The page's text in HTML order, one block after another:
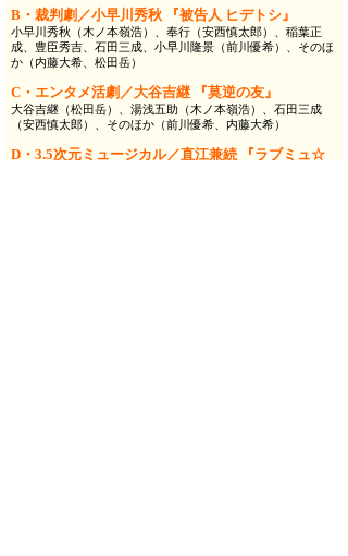
B・裁判劇／小早川秀秋 『被告人 ヒデトシ』
小早川秀秋（木ノ本嶺浩）、奉行（安西慎太郎）、稲葉正
成、豊臣秀吉、石田三成、小早川隆景（前川優希）、そのほ
か（内藤大希、松田岳）
C・エンタメ活劇／大谷吉継 『莫逆の友』
大谷吉継（松田岳）、湯浅五助（木ノ本嶺浩）、石田三成
（安西慎太郎）、そのほか（前川優希、内藤大希）
D・3.5次元ミュージカル／直江兼続 『ラブミュ☆